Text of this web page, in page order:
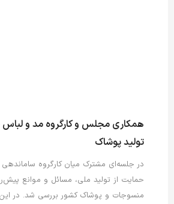
همکاری مجلس و کارگروه مد و لباس
تولید پوشاک
در جلسه‌ای مشترک میان کارگروه
حمایت از تولید ملی، مسائل و موانع
منسوجات و پوشاک کشور بررسی شد. در